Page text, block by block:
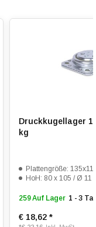
Druckkugellager
kg
Plattengröße:
HoH: 80 x 105 / Ø 11
259 Auf Lager 1 - 3
€ 18,62*